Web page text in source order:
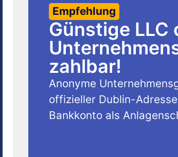
Empfehlung
Günstige LLC
zahlbar!
Anonyme
offizieller Dublin-
Bankkonto als